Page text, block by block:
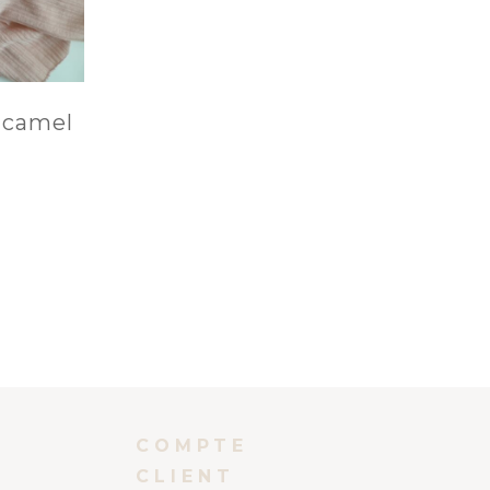
COMPTE
CLIENT